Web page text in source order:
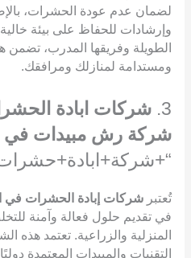
لضمان عدم عودة الحشرات،
وإرشادات للحفاظ على بيئة
الطويلة وفريقها المدرب، تضمن
ومستدامة لمنازلك ومرافقك.
3. شركات ابادة
شركة رش مبيدات في
تُعتبر شركات إبادة الحشرات في
في تقديم حلول فعالة وآمنة
المنزلية والزراعية. تعتمد
التقنيات والمبيدات المعتمدة